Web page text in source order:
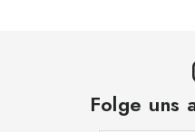
Folge uns